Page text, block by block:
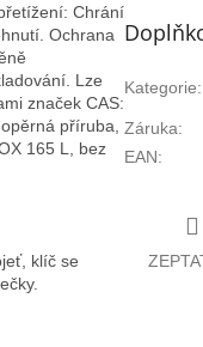
Chrání
Ochrana
Lze
značek CAS:
příruba,
165 L, bez
klíč se
Kategorie:
Záruka:
EAN: